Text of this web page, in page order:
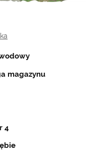
magazynu
4